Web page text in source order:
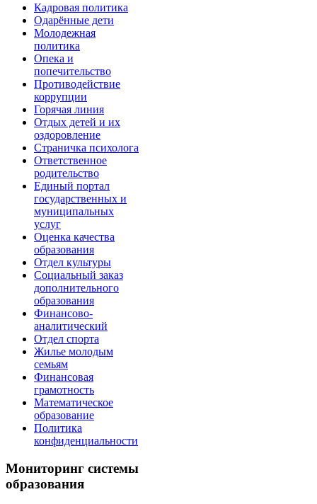
Кадровая политика
Одарённые дети
Молодежная
политика
Опека и
попечительство
Противодействие
коррупции
Горячая линия
Отдых детей и их
оздоровление
Страничка психолога
Ответственное
родительство
Единый портал
государственных и
муниципальных
услуг
Оценка качества
образования
Отдел культуры
Социальный заказ
дополнительного
образования
Финансово-
аналитический
Отдел спорта
Жилье молодым
семьям
Финансовая
грамотность
Математическое
образование
Политика
конфиденциальности
Мониторинг системы
образования